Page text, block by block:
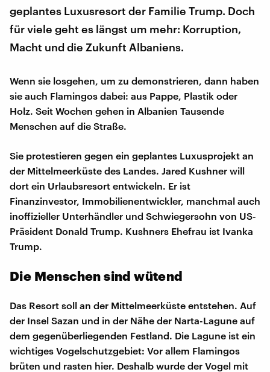
geplantes Luxusresort der Familie Trump. Doch
für viele geht es längst um mehr: Korruption,
Macht und die Zukunft Albaniens.
Wenn sie losgehen, um zu demonstrieren, dann haben
sie auch Flamingos dabei: aus Pappe, Plastik oder
Holz. Seit Wochen gehen in Albanien Tausende
Menschen auf die Straße.
Sie protestieren gegen ein geplantes Luxusprojekt an
der Mittelmeerküste des Landes. Jared Kushner will
dort ein Urlaubsresort entwickeln. Er ist
Finanzinvestor, Immobilienentwickler, manchmal auch
inoffizieller Unterhändler und Schwiegersohn von US-
Präsident Donald Trump. Kushners Ehefrau ist Ivanka
Trump.
Die Menschen sind wütend
Das Resort soll an der Mittelmeerküste entstehen. Auf
der Insel Sazan und in der Nähe der Narta-Lagune auf
dem gegenüberliegenden Festland. Die Lagune ist ein
wichtiges Vogelschutzgebiet: Vor allem Flamingos
brüten und rasten hier. Deshalb wurde der Vogel mit